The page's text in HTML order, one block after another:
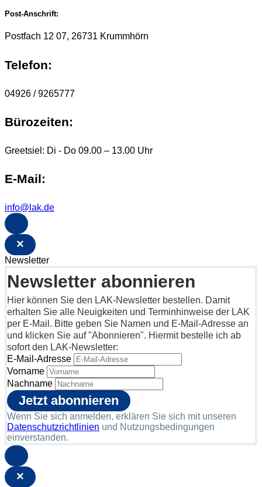
Post-Anschrift:
Postfach 12 07, 26731 Krummhörn
Telefon:
04926 / 9265777
Bürozeiten:
Greetsiel: Di - Do 09.00 – 13.00 Uhr
E-Mail:
info@lak.de
×
Newsletter
Newsletter abonnieren
Hier können Sie den LAK-Newsletter bestellen. Damit
erhalten Sie alle Neuigkeiten und Terminhinweise der LAK
per E-Mail. Bitte geben Sie Namen und E-Mail-Adresse an
und klicken Sie auf "Abonnieren". Hiermit bestelle ich ab
sofort den LAK-Newsletter:
E-Mail-Adresse
Vorname
Nachname
Wenn Sie sich anmelden, erklären Sie sich mit unseren
Datenschutzrichtlinien und Nutzungsbedingungen
einverstanden.
×